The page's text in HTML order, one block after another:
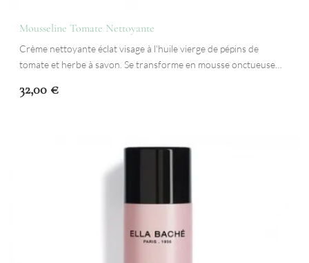
Mousseline Tomate Nettoyante
Crème nettoyante éclat visage à l'huile vierge de pépins de
tomate et herbe à savon. Se transforme en mousse onctueuse…
32,00 €